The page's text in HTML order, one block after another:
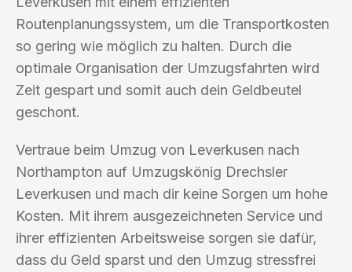
Routenplanungssystem, um die Transportkosten
so gering wie möglich zu halten. Durch die
optimale Organisation der Umzugsfahrten wird
Zeit gespart und somit auch dein Geldbeutel
geschont.
Vertraue beim Umzug von Leverkusen nach
Northampton auf Umzugskönig Drechsler
Leverkusen und mach dir keine Sorgen um hohe
Kosten. Mit ihrem ausgezeichneten Service und
ihrer effizienten Arbeitsweise sorgen sie dafür,
dass du Geld sparst und den Umzug stressfrei